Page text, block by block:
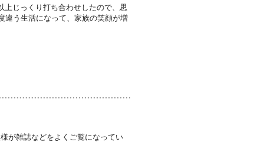
上じっくり打ち合わせしたので、思
違う生活になって、家族の笑顔が増
が雑誌などをよくご覧になってい